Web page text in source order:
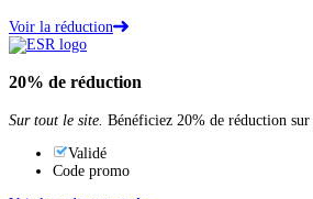
Voir la réduction
20% de réduction
Sur tout le site. Bénéficiez 20% de réduction sur
Validé
Code promo